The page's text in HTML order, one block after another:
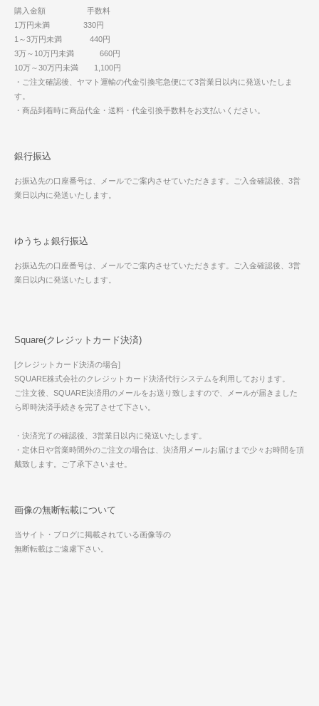
購入金額 手数料
1万円未満 330円
1～3万円未満 440円
3万～10万円未満 660円
10万～30万円未満 1,100円
・ご注文確認後、ヤマト運輸の代金引換宅急便にて3営業日以内に発送いたしま
す。
・商品到着時に商品代金・送料・代金引換手数料をお支払いください。
銀行振込
お振込先の口座番号は、メールでご案内させていただきます。ご入金確認後、3営
業日以内に発送いたします。
ゆうちょ銀行振込
お振込先の口座番号は、メールでご案内させていただきます。ご入金確認後、3営
業日以内に発送いたします。
Square(クレジットカード決済)
[クレジットカード決済の場合]
SQUARE株式会社のクレジットカード決済代行システムを利用しております。
ご注文後、SQUARE決済用のメールをお送り致しますので、メールが届きました
ら即時決済手続きを完了させて下さい。
・決済完了の確認後、3営業日以内に発送いたします。
・定休日や営業時間外のご注文の場合は、決済用メールお届けまで少々お時間を頂
戴致します。ご了承下さいませ。
画像の無断転載について
当サイト・ブログに掲載されている画像等の
無断転載はご遠慮下さい。